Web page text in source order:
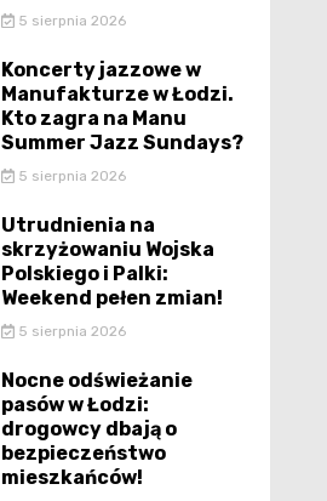
5 sierpnia 2026
Koncerty jazzowe w
Manufakturze w Łodzi.
Kto zagra na Manu
Summer Jazz Sundays?
5 sierpnia 2026
Utrudnienia na
skrzyżowaniu Wojska
Polskiego i Palki:
Weekend pełen zmian!
5 sierpnia 2026
Nocne odświeżanie
pasów w Łodzi:
drogowcy dbają o
bezpieczeństwo
mieszkańców!